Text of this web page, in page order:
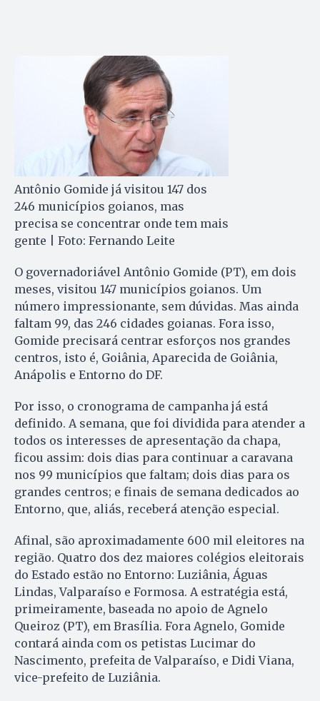
Antônio Gomide já visitou 147 dos
246 municípios goianos, mas
precisa se concentrar onde tem mais
gente | Foto: Fernando Leite
O governadoriável Antônio Gomide (PT), em dois
meses, visitou 147 municípios goianos. Um
número impressionante, sem dúvidas. Mas ainda
faltam 99, das 246 cidades goianas. Fora isso,
Gomide precisará centrar esforços nos grandes
centros, isto é, Goiânia, Aparecida de Goiânia,
Anápolis e Entorno do DF.
Por isso, o cronograma de campanha já está
definido. A semana, que foi dividida para atender a
todos os interesses de apresentação da chapa,
ficou assim: dois dias para continuar a caravana
nos 99 municípios que faltam; dois dias para os
grandes centros; e finais de semana dedicados ao
Entorno, que, aliás, receberá atenção especial.
Afinal, são aproximadamente 600 mil eleitores na
região. Quatro dos dez maiores colégios eleitorais
do Estado estão no Entorno: Luziânia, Águas
Lindas, Valparaíso e Formosa. A estratégia está,
primeiramente, baseada no apoio de Agnelo
Queiroz (PT), em Brasília. Fora Agnelo, Gomide
contará ainda com os petistas Lucimar do
Nascimento, prefeita de Valparaíso, e Didi Viana,
vice-prefeito de Luziânia.